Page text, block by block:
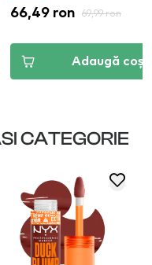
66,49 ron 69,99 ron
Adaugă coș
CATEGORIE